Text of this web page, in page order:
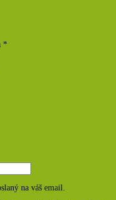
*
na váš email.